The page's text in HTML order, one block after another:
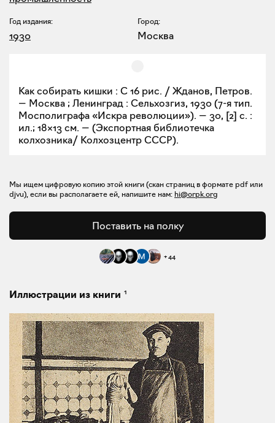
Год издания:
1930
Город:
Москва
Как собирать кишки : С 16 рис. / Жданов, Петров.
— Москва ; Ленинград : Сельхозгиз, 1930 (7-я тип.
Мосполиграфа «Искра революции»). — 30, [2] с. :
ил.; 18×13 см. — (Экспортная библиотечка
колхозника/ Колхозцентр СССР).
Мы ищем цифровую копию этой книги (скан страниц в формате pdf или
djvu), если вы располагаете ей, напишите нам: hi@orpk.org
Поставить на полку
+44
Иллюстрации из книги 1